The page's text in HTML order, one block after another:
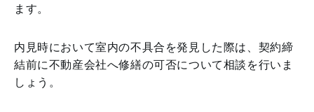
ます。
内見時において室内の不具合を発見した際は、契約締
結前に不動産会社へ修繕の可否について相談を行いま
しょう。